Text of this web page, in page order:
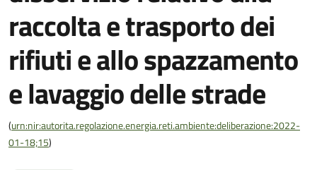
raccolta e trasporto dei
rifiuti e allo spazzamento
e lavaggio delle strade
(urn:nir:autorita.regolazione.energia.reti.ambiente:deliberazione:2022-
01-18;15)